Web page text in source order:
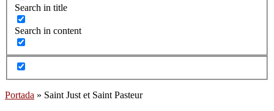
Search in title
Search in content
Portada » Saint Just et Saint Pasteur